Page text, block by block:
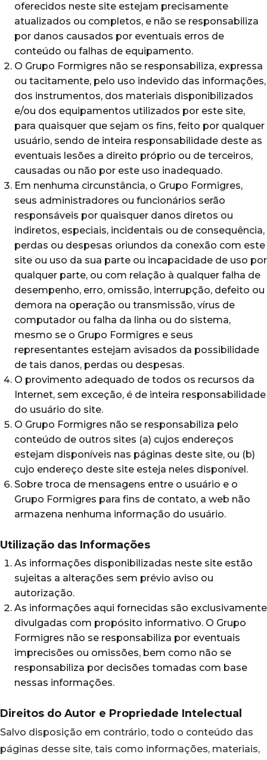
oferecidos neste site estejam precisamente
atualizados ou completos, e não se responsabiliza
por danos causados por eventuais erros de
conteúdo ou falhas de equipamento.
O Grupo Formigres não se responsabiliza, expressa
ou tacitamente, pelo uso indevido das informações,
dos instrumentos, dos materiais disponibilizados
e/ou dos equipamentos utilizados por este site,
para quaisquer que sejam os fins, feito por qualquer
usuário, sendo de inteira responsabilidade deste as
eventuais lesões a direito próprio ou de terceiros,
causadas ou não por este uso inadequado.
Em nenhuma circunstância, o Grupo Formigres,
seus administradores ou funcionários serão
responsáveis por quaisquer danos diretos ou
indiretos, especiais, incidentais ou de consequência,
perdas ou despesas oriundos da conexão com este
site ou uso da sua parte ou incapacidade de uso por
qualquer parte, ou com relação à qualquer falha de
desempenho, erro, omissão, interrupção, defeito ou
demora na operação ou transmissão, vírus de
computador ou falha da linha ou do sistema,
mesmo se o Grupo Formigres e seus
representantes estejam avisados da possibilidade
de tais danos, perdas ou despesas.
O provimento adequado de todos os recursos da
Internet, sem exceção, é de inteira responsabilidade
do usuário do site.
O Grupo Formigres não se responsabiliza pelo
conteúdo de outros sites (a) cujos endereços
estejam disponíveis nas páginas deste site, ou (b)
cujo endereço deste site esteja neles disponível.
Sobre troca de mensagens entre o usuário e o
Grupo Formigres para fins de contato, a web não
armazena nenhuma informação do usuário.
Utilização das Informações
As informações disponibilizadas neste site estão
sujeitas a alterações sem prévio aviso ou
autorização.
As informações aqui fornecidas são exclusivamente
divulgadas com propósito informativo. O Grupo
Formigres não se responsabiliza por eventuais
imprecisões ou omissões, bem como não se
responsabiliza por decisões tomadas com base
nessas informações.
Direitos do Autor e Propriedade Intelectual
Salvo disposição em contrário, todo o conteúdo das
páginas desse site, tais como informações, materiais,